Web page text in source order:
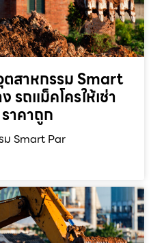
ตสาหกรรม Smart
รถแม็คโครให้เช่า
าคาถูก
ม Smart Par